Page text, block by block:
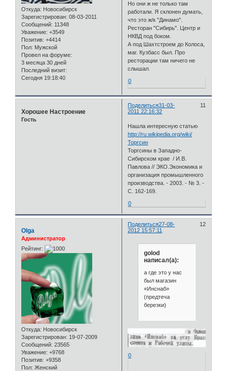
Откуда: Новосибирск
Зарегистрирован: 08-03-2011
Сообщений: 11348
Уважение: +3549
Позитив: +4414
Пол: Мужской
Провел на форуме:
3 месяца 30 дней
Последний визит:
Сегодня 19:18:40
Но они ж не только там
работали. Я склонен думать,
что это ж/к "Динамо".
Ресторан "Сибирь". Центр и
НКВД под боком.
А под Шахтстроем до Колоса,
маг. Кузбасс был. Про
ресторации там ничего не
слышал.
0
Поделиться 11
31-03-
2011 22:16:32
Хорошее Настроение
Гость
Нашла интересную статью
http://ru.wikipedia.org/wiki/
Торгсин
Торгсины в Западно-
Сибирском крае / И.В.
Павлова // ЭКО.Экономика и
организация промышленного
производства. - 2003. - № 3. -
С. 162-169.
0
Поделиться 12
27-08-
2012 15:57:11
Olga
Администратор
Рейтинг:
Откуда: Новосибирск
Зарегистрирован: 19-07-2009
Сообщений: 23565
Уважение: +9768
Позитив: +9358
Пол: Женский
golod
написал(а):
а где это у нас
был магазин
«Инснаб»
(предтеча
березки)
0